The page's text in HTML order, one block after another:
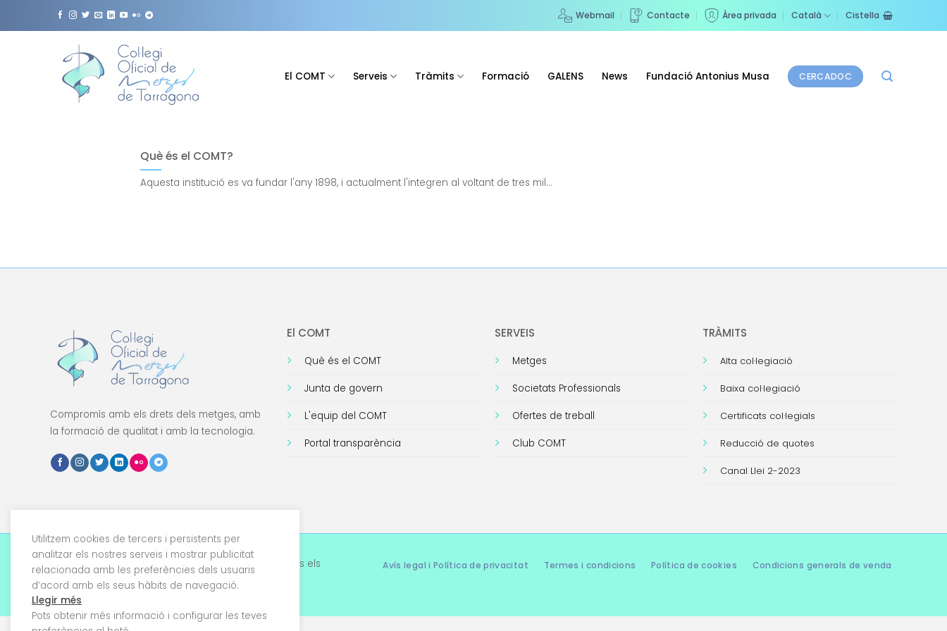
Webmail Contacte Àrea privada Català Cistella
El COMT Serveis Tràmits Formació GALENS News Fundació Antonius Musa CERCADOC
Què és el COMT?
Aquesta institució es va fundar l'any 1898, i actualment l'integren al voltant de tres mil...
Compromís amb els drets dels metges, amb
la formació de qualitat i amb la tecnologia.
El COMT
Què és el COMT
Junta de govern
L'equip del COMT
Portal transparència
SERVEIS
Metges
Societats Professionals
Ofertes de treball
Club COMT
TRÀMITS
Alta col·legiació
Baixa col·legiació
Certificats col·legials
Reducció de quotes
Canal Llei 2-2023
© 2026 Col·legi Oficial de Metges de Tarragona. Tots els
drets reservats
Avís legal i Política de privacitat Termes i condicions Política de cookies Condicions generals de venda
Utilitzem cookies de tercers i persistents per
analitzar els nostres serveis i mostrar publicitat
relacionada amb les preferències dels usuaris
d’acord amb els seus hàbits de navegació.
Llegir més
Pots obtenir més informació i configurar les teves